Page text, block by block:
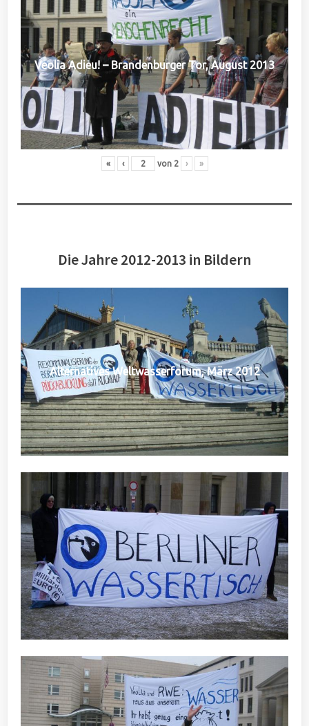
Veolia Adieu! – Brandenburger Tor, August 2013
« ‹ von 2 › »
Die Jahre 2012-2013 in Bildern
Alternatives Weltwasserforum, März 2012